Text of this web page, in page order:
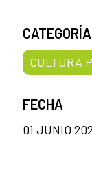
CATEGORÍA
CULTURA
FECHA
01 JUNIO